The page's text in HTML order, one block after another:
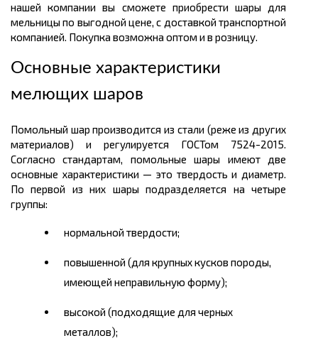
нашей компании вы сможете приобрести шары для
мельницы по выгодной цене, с доставкой транспортной
компанией. Покупка возможна оптом и в розницу.
Основные характеристики
мелющих шаров
Помольный шар производится из стали (реже из других
материалов) и регулируется ГОСТом 7524-2015.
Согласно стандартам, помольные шары имеют две
основные характеристики — это твердость и диаметр.
По первой из них шары подразделяется на четыре
группы:
нормальной твердости;
повышенной (для крупных кусков породы,
имеющей неправильную форму);
высокой (подходящие для черных
металлов);